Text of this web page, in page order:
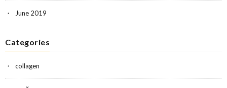
June 2019
Categories
collagen